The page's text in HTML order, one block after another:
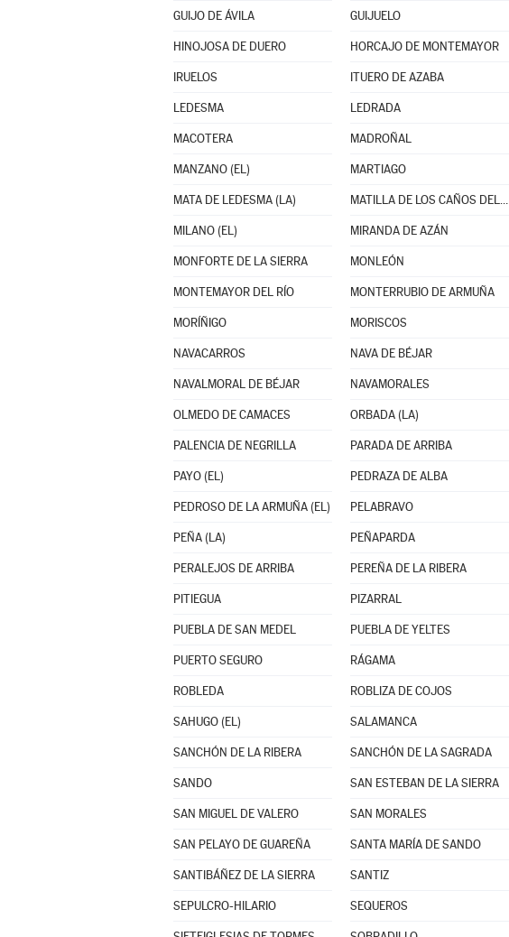
GUIJO DE ÁVILA GUIJUELO
HINOJOSA DE DUERO HORCAJO DE MONTEMAYOR
IRUELOS ITUERO DE AZABA
LEDESMA LEDRADA
MACOTERA MADROÑAL
MANZANO (EL) MARTIAGO
MATA DE LEDESMA (LA) MATILLA DE LOS CAÑOS DEL RÍO
MILANO (EL) MIRANDA DE AZÁN
MONFORTE DE LA SIERRA MONLEÓN
MONTEMAYOR DEL RÍO MONTERRUBIO DE ARMUÑA
MORÍÑIGO MORISCOS
NAVACARROS NAVA DE BÉJAR
NAVALMORAL DE BÉJAR NAVAMORALES
OLMEDO DE CAMACES ORBADA (LA)
PALENCIA DE NEGRILLA PARADA DE ARRIBA
PAYO (EL) PEDRAZA DE ALBA
PEDROSO DE LA ARMUÑA (EL) PELABRAVO
PEÑA (LA) PEÑAPARDA
PERALEJOS DE ARRIBA PEREÑA DE LA RIBERA
PITIEGUA PIZARRAL
PUEBLA DE SAN MEDEL PUEBLA DE YELTES
PUERTO SEGURO RÁGAMA
ROBLEDA ROBLIZA DE COJOS
SAHUGO (EL) SALAMANCA
SANCHÓN DE LA RIBERA SANCHÓN DE LA SAGRADA
SANDO SAN ESTEBAN DE LA SIERRA
SAN MIGUEL DE VALERO SAN MORALES
SAN PELAYO DE GUAREÑA SANTA MARÍA DE SANDO
SANTIBÁÑEZ DE LA SIERRA SANTIZ
SEPULCRO-HILARIO SEQUEROS